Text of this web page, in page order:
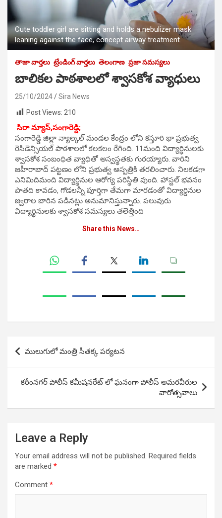
Cute toddler girl are sitting and holds a nebulizer mask
leaning against the face, concept airway treatment.
తాజా వార్తలు ట్రేండింగ్ వార్తలు తెలంగాణ ప్రజా సమస్యలు
బాలికల పాఠశాలలో శ్వాసకోశ వ్యాధులు
25/10/2024
Sira News
Post Views: 210
సిరా న్యూస్,సంగారెడ్డి;
సంగారెడ్డి జిల్లా న్యాల్కల్ మండల కేంద్రం లోని కస్తూరి భా ప్రభుత్వ
రెసిడెన్సియల్ పాఠశాలలో కలకలం రేగింది. 11మంది విద్యార్థినులకు
శ్వాసకోశ సంబంధిత వ్యాధితో అస్వస్థతకు గురయ్యారు. వారిని
జహీరాబాద్ పట్టణం లోని ప్రభుత్వ అస్పత్రికి తరలించారు. నిలకడగా
ఎనిమిదిమంది విద్యార్థినుల ఆరోగ్య పరిస్థితి వుంది. హాస్టల్ భవనం
పాతది కావడం, గోడలన్నీ పూర్తిగా తేమగా మారడంతో విద్యార్దినుల
జ్వరాల బారిన పడినట్లు అనుమానిస్తున్నారు. పలువురు
విద్యార్థినులకు శ్వాసకోశ సమస్యలు తలెత్తింది
Share this News…
Post
navigation
ములుగులో మంత్రి సీతక్క పర్యటన
కరీంనగర్ పోలీస్ కమీషనరేట్ లో ఘనంగా పోలీస్ అమరవీరుల
వారోత్సవాలు
Leave a Reply
Your email address will not be published. Required fields
are marked *
Comment *